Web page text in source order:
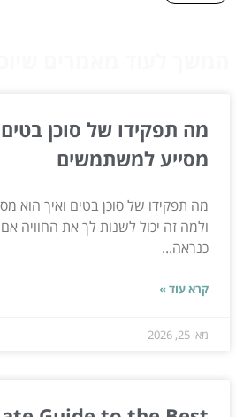
מה תפקידו של סוכן
מסייע למשתמשים
מה תפקידו של סוכן בטים ואיך הוא
ולמה זה יכול לשנות לך את החוויה
כנראה...
קרא עוד »
מאי 25, 2026